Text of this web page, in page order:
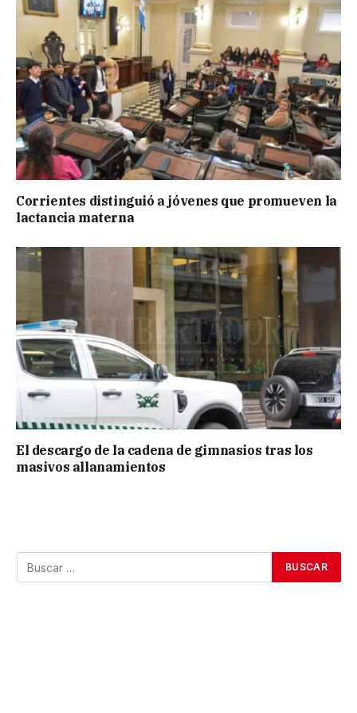
Corrientes distinguió a jóvenes que promueven la
lactancia materna
El descargo de la cadena de gimnasios tras los
masivos allanamientos